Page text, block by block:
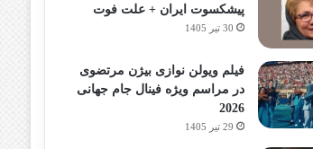
پیشکسوت ایران + علت فوت
30 تیر 1405
فیلم ویولن نوازی بیژن مرتضوی
در مراسم ویژه فینال جام جهانی
2026
29 تیر 1405